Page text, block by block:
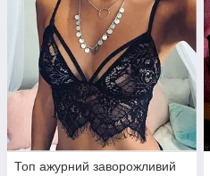
Топ ажурний заворожливий